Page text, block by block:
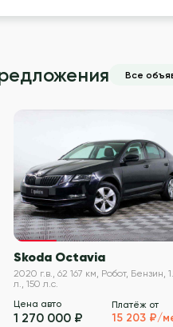
Все
VIN проверен
Skoda Octavia
2020 г.в., 62 167 км, Робот, Бензин,
л., 150 л.с.
Цена авто
1 270 000 ₽
Платёж от
15 203 ₽/